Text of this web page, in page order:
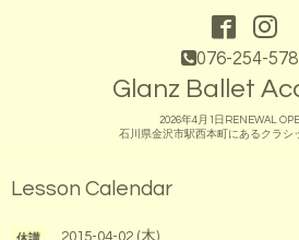
076-254-
Glanz Ballet
2026年4月1日RENEWAL
石川県金沢市駅西本町にあるクラシ
Lesson Calendar